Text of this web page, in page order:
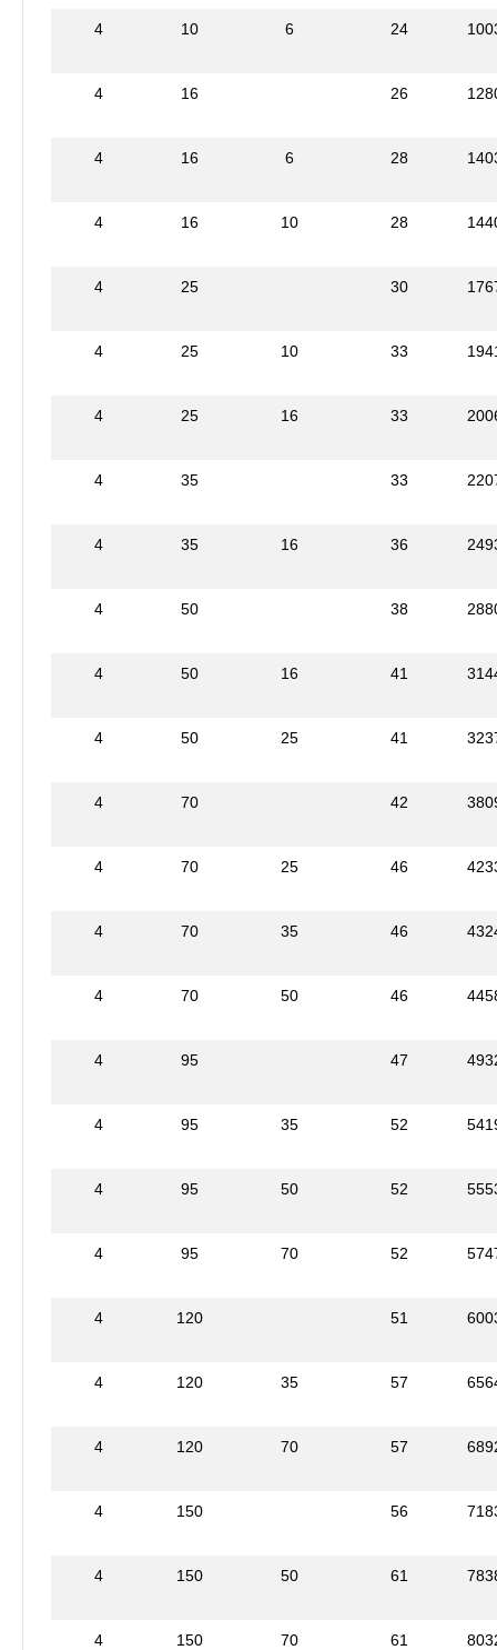
4 10 6 24
4 16 26
4 16 6 28
4 16 10 28
4 25 30
4 25 10 33
4 25 16 33
4 35 33
4 35 16 36
4 50 38
4 50 16 41
4 50 25 41
4 70 42
4 70 25 46
4 70 35 46
4 70 50 46
4 95 47
4 95 35 52
4 95 50 52
4 95 70 52
4 120 51
4 120 35 57
4 120 70 57
4 150 56
4 150 50 61
4 150 70 61